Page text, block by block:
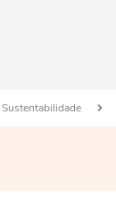
Sustentabilidade